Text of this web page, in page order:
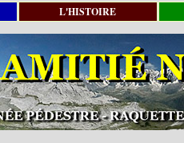
L'HISTOIRE